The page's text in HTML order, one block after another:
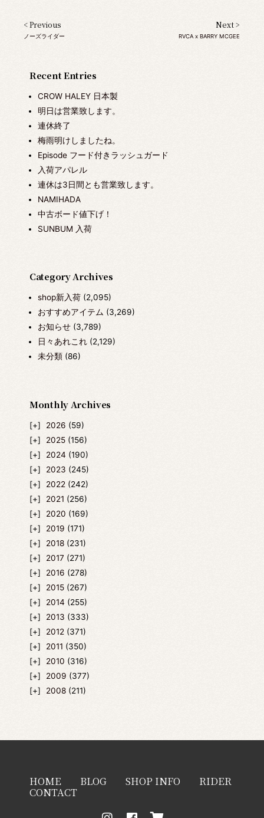
Recent Entries
CROW HALEY 日本製
明日は営業致します。
連休終了
梅雨明けしましたね。
Episode フード付きラッシュガード
入荷アパレル
連休は3日間とも営業致します。
NAMIHADA
中古ボード値下げ！
SUNBUM 入荷
Category Archives
shop新入荷(2,095)
おすすめアイテム (3,269)
お知らせ(3,789)
日々あれこれ(2,129)
未分類(86)
Monthly Archives
2026 (59)
2025 (156)
2024 (190)
2023 (245)
2022 (242)
2021 (256)
2020 (169)
2019 (171)
2018 (231)
2017 (271)
2016 (278)
2015 (267)
2014 (255)
2013 (333)
2012 (371)
2011 (350)
2010 (316)
2009 (377)
2008 (211)
< Previous
ノーズライダー
Next >
RVCA x BARRY MCGEE
HOME BLOG SHOP INFO RIDER
CONTACT